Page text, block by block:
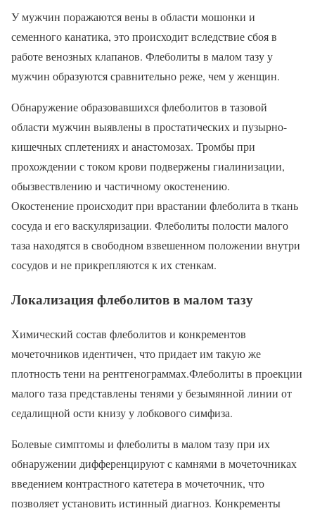
У мужчин поражаются вены в области мошонки и
семенного канатика, это происходит вследствие сбоя в
работе венозных клапанов. Флеболиты в малом тазу у
мужчин образуются сравнительно реже, чем у женщин.
Обнаружение образовавшихся флеболитов в тазовой
области мужчин выявлены в простатических и пузырно-
кишечных сплетениях и анастомозах. Тромбы при
прохождении с током крови подвержены гиалинизации,
обызвествлению и частичному окостенению.
Окостенение происходит при врастании флеболита в ткань
сосуда и его васкуляризации. Флеболиты полости малого
таза находятся в свободном взвешенном положении внутри
сосудов и не прикрепляются к их стенкам.
Локализация флеболитов в малом тазу
Химический состав флеболитов и конкрементов
мочеточников идентичен, что придает им такую же
плотность тени на рентгенограммах.Флеболиты в проекции
малого таза представлены тенями у безымянной линии от
седалищной ости книзу у лобкового симфиза.
Болевые симптомы и флеболиты в малом тазу при их
обнаружении дифференцируют с камнями в мочеточниках
введением контрастного катетера в мочеточник, что
позволяет установить истинный диагноз. Конкременты